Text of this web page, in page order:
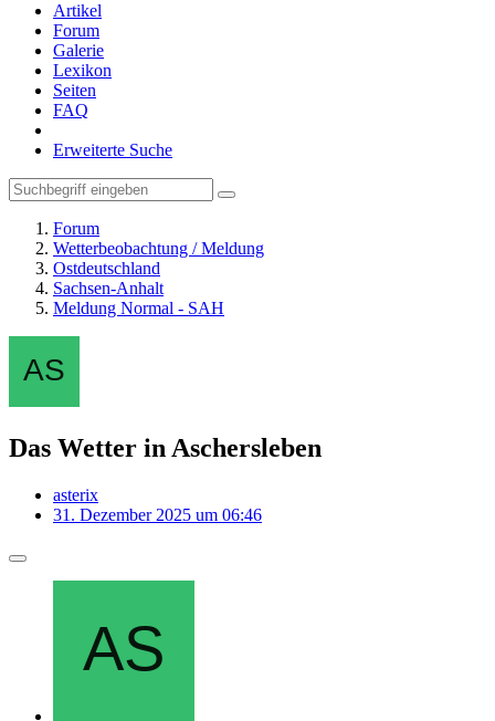
Artikel
Forum
Galerie
Lexikon
Seiten
FAQ
Erweiterte Suche
Forum
Wetterbeobachtung / Meldung
Ostdeutschland
Sachsen-Anhalt
Meldung Normal - SAH
Das Wetter in Aschersleben
asterix
31. Dezember 2025 um 06:46